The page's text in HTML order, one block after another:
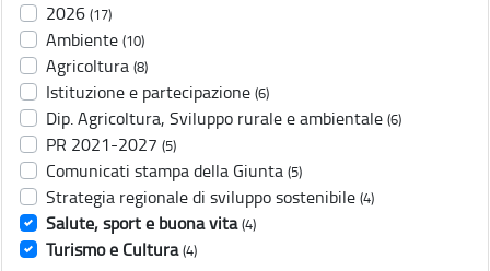
2026 (17)
Ambiente (10)
Agricoltura (8)
Istituzione e partecipazione (6)
Dip. Agricoltura, Sviluppo rurale e ambientale (6)
PR 2021-2027 (5)
Comunicati stampa della Giunta (5)
Strategia regionale di sviluppo sostenibile (4)
Salute, sport e buona vita (4)
Turismo e Cultura (4)